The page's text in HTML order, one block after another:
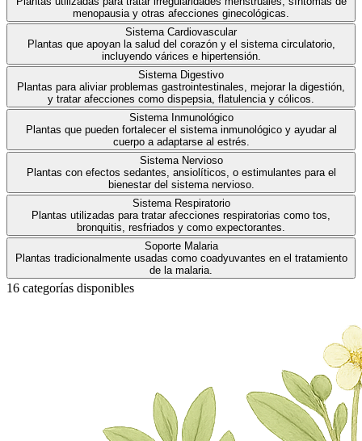
menopausia y otras afecciones ginecológicas.
Sistema Cardiovascular
Plantas que apoyan la salud del corazón y el sistema circulatorio,
incluyendo várices e hipertensión.
Sistema Digestivo
Plantas para aliviar problemas gastrointestinales, mejorar la digestión,
y tratar afecciones como dispepsia, flatulencia y cólicos.
Sistema Inmunológico
Plantas que pueden fortalecer el sistema inmunológico y ayudar al
cuerpo a adaptarse al estrés.
Sistema Nervioso
Plantas con efectos sedantes, ansiolíticos, o estimulantes para el
bienestar del sistema nervioso.
Sistema Respiratorio
Plantas utilizadas para tratar afecciones respiratorias como tos,
bronquitis, resfriados y como expectorantes.
Soporte Malaria
Plantas tradicionalmente usadas como coadyuvantes en el tratamiento
de la malaria.
16 categorías disponibles